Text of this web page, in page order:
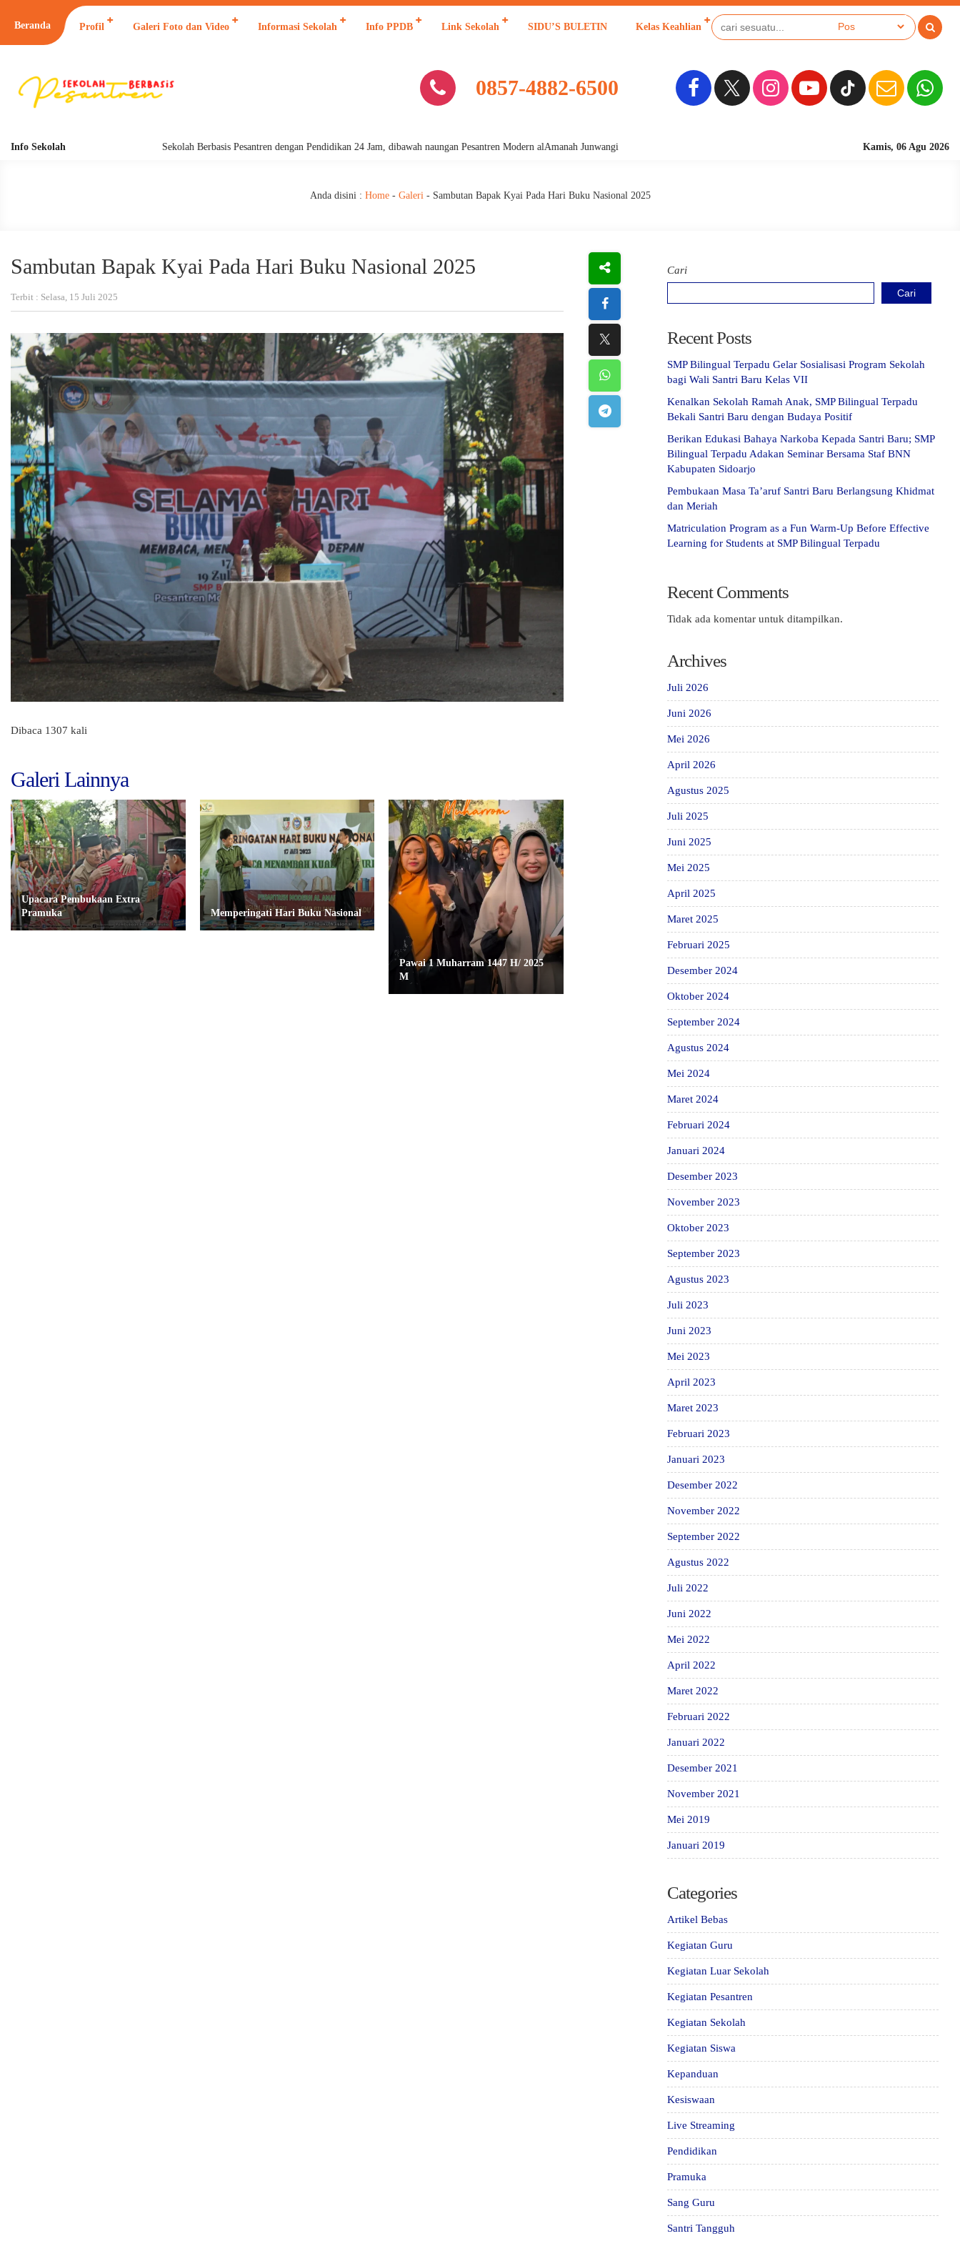
Beranda Profil Galeri Foto dan Video Informasi Sekolah Info PPDB Link Sekolah SIDU’S BULETIN Kelas Keahlian
0857-4882-6500
Info Sekolah Kamis, 06 Agu 2026
Sekolah Berbasis
Sekolah Berbasis Pesantren dengan Pendidikan 24 Jam, dibawah naungan Pesantren Modern alAmanah Junwangi
Anda disini : Home- Galeri- Sambutan Bapak Kyai Pada Hari Buku Nasional 2025
Sambutan Bapak Kyai Pada Hari Buku Nasional 2025
Terbit : Selasa, 15 Juli 2025
Dibaca 1307 kali
Galeri Lainnya
Upacara Pembukaan Extra
Pramuka
Memperingati Hari Buku Nasional
Pawai 1 Muharram 1447 H/ 2025
M
Cari
Cari
Recent Posts
SMP Bilingual Terpadu Gelar Sosialisasi Program Sekolah
bagi Wali Santri Baru Kelas VII
Kenalkan Sekolah Ramah Anak, SMP Bilingual Terpadu
Bekali Santri Baru dengan Budaya Positif
Berikan Edukasi Bahaya Narkoba Kepada Santri Baru; SMP
Bilingual Terpadu Adakan Seminar Bersama Staf BNN
Kabupaten Sidoarjo
Pembukaan Masa Ta’aruf Santri Baru Berlangsung Khidmat
dan Meriah
Matriculation Program as a Fun Warm-Up Before Effective
Learning for Students at SMP Bilingual Terpadu
Recent Comments
Tidak ada komentar untuk ditampilkan.
Archives
Juli 2026
Juni 2026
Mei 2026
April 2026
Agustus 2025
Juli 2025
Juni 2025
Mei 2025
April 2025
Maret 2025
Februari 2025
Desember 2024
Oktober 2024
September 2024
Agustus 2024
Mei 2024
Maret 2024
Februari 2024
Januari 2024
Desember 2023
November 2023
Oktober 2023
September 2023
Agustus 2023
Juli 2023
Juni 2023
Mei 2023
April 2023
Maret 2023
Februari 2023
Januari 2023
Desember 2022
November 2022
September 2022
Agustus 2022
Juli 2022
Juni 2022
Mei 2022
April 2022
Maret 2022
Februari 2022
Januari 2022
Desember 2021
November 2021
Mei 2019
Januari 2019
Categories
Artikel Bebas
Kegiatan Guru
Kegiatan Luar Sekolah
Kegiatan Pesantren
Kegiatan Sekolah
Kegiatan Siswa
Kepanduan
Kesiswaan
Live Streaming
Pendidikan
Pramuka
Sang Guru
Santri Tangguh